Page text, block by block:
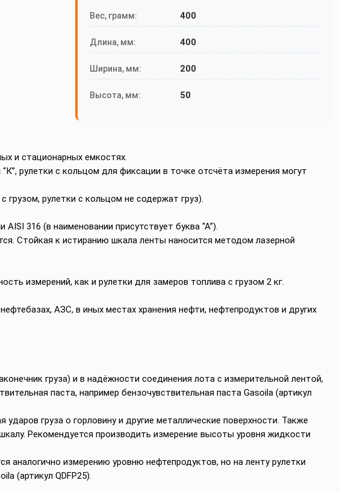
Вес, грамм: 400
Длина, мм: 400
Ширина, мм: 200
Высота, мм: 50
и стационарных емкостях.
рулетки с кольцом для фиксации в точке отсчёта измерения могут
грузом, рулетки с кольцом не содержат груз).
316 (в наименовании присутствует буква “А”).
Стойкая к истиранию шкала ленты наносится методом лазерной
измерений, как и рулетки для замеров топлива с грузом 2 кг.
АЗС, в иных местах хранения нефти, нефтепродуктов и других
груза) и в надёжности соединения лота с измерительной лентой,
паста, например бензочувствительная паста Gasoila (артикул
груза о горловину и другие металлические поверхности. Также
Рекомендуется производить измерение высоты уровня жидкости
аналогично измерению уровню нефтепродуктов, но на ленту рулетки
(артикул QDFP25).